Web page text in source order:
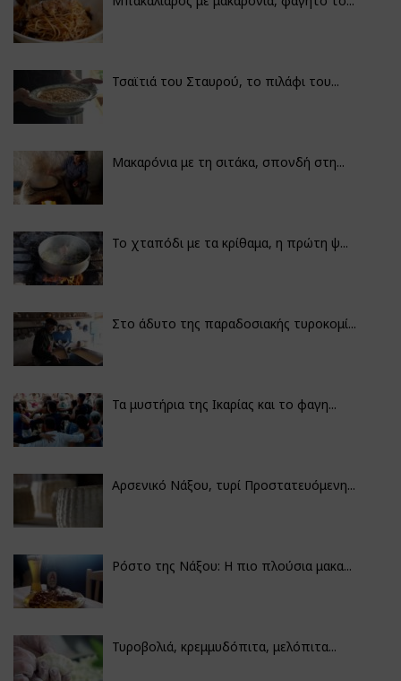
Τσαϊτιά του Σταυρού, το πιλάφι του...
Μακαρόνια με τη σιτάκα, σπονδή στη...
Το χταπόδι με τα κρίθαμα, η πρώτη ψ...
Στο άδυτο της παραδοσιακής τυροκομί...
Τα μυστήρια της Ικαρίας και το φαγη...
Αρσενικό Νάξου, τυρί Προστατευόμενη...
Ρόστο της Νάξου: Η πιο πλούσια μακα...
Τυροβολιά, κρεμμυδόπιτα, μελόπιτα...